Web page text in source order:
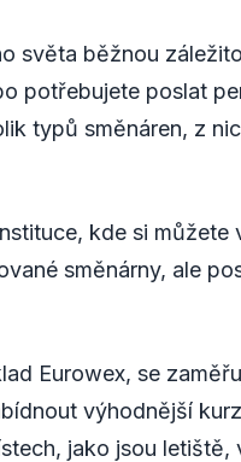
světa běžnou
potřebujete poslat
typů směnáren, z
kde si můžete
směnárny, ale
Eurowex, se
výhodnější
jako jsou letiště,